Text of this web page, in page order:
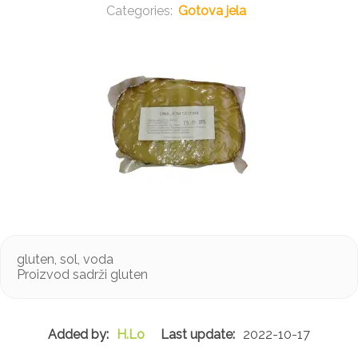
Gotova jela
gluten, sol, voda
Proizvod sadrži gluten
H.Lo 2022-10-17